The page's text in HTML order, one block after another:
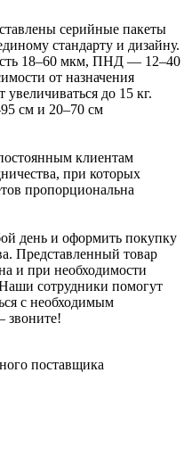
серийные пакеты
стандарту и дизайну.
18–60 мкм, ПНД — 12–40
от назначения
до 15 кг.
см и 20–70 см
клиентам
при которых
пропорциональна
день и оформить покупку
Представленный товар
и при необходимости
сотрудники помогут
с необходимым
звоните!
поставщика